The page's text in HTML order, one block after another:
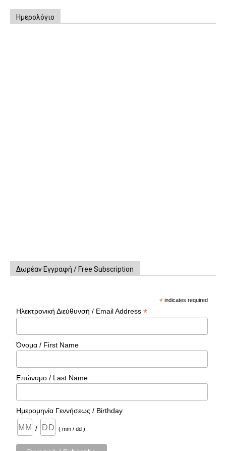
Ημερολόγιο
Δωρέαν Εγγραφή / Free Subscription
* indicates required
Ηλεκτρονική Διεύθυνσή / Email Address*
Όνομα / First Name
Επώνυμο / Last Name
Ημερομηνία Γεννήσεως / Birthday
/ ( mm / dd )